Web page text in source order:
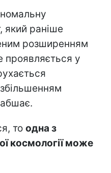
який раніше
розширенням
проявляється у
то одна з
космології може